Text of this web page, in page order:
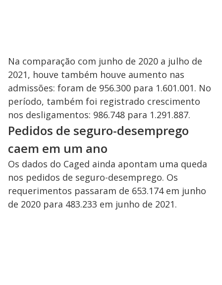
Na comparação com junho de 2020 a julho de
2021, houve também houve aumento nas
admissões: foram de 956.300 para 1.601.001. No
período, também foi registrado crescimento
nos desligamentos: 986.748 para 1.291.887.
Pedidos de seguro-desemprego
caem em um ano
Os dados do Caged ainda apontam uma queda
nos pedidos de seguro-desemprego. Os
requerimentos passaram de 653.174 em junho
de 2020 para 483.233 em junho de 2021.